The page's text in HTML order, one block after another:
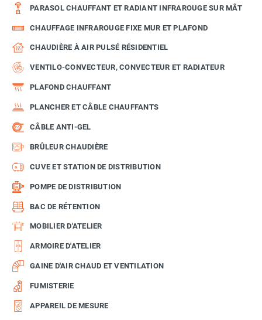
PARASOL CHAUFFANT ET RADIANT INFRAROUGE SUR MÂT
CHAUFFAGE INFRAROUGE FIXE MUR ET PLAFOND
CHAUDIÈRE À AIR PULSÉ RÉSIDENTIEL
VENTILO-CONVECTEUR, CONVECTEUR ET RADIATEUR
PLAFOND CHAUFFANT
PLANCHER ET CÂBLE CHAUFFANTS
CÂBLE ANTI-GEL
BRÛLEUR CHAUDIÈRE
CUVE ET STATION DE DISTRIBUTION
POMPE DE DISTRIBUTION
BAC DE RÉTENTION
MOBILIER D'ATELIER
ARMOIRE D'ATELIER
GAINE D'AIR CHAUD ET VENTILATION
FUMISTERIE
APPAREIL DE MESURE